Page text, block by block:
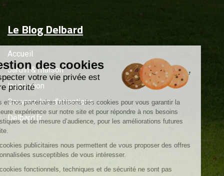
Le Blog Delbard
Accueil
Jardin & maison
Inspiration
Couvrez-les d'attentions
Delbard.fr
Gestion des cookies
Respecter votre vie privée est
notre priorité
Nous et nos partenaires utilisons des cookies pour vous garantir la
meilleure expérience sur notre site et pour répondre à nos besoins
statistiques et de mesure d’audience, pour les améliorations futures
Les cookies publicitaires nous permettent de vous proposer des offres
personnalisées susceptibles de vous intéresser.
Les cookies fonctionnels, techniques et de sécurité ne sont pas